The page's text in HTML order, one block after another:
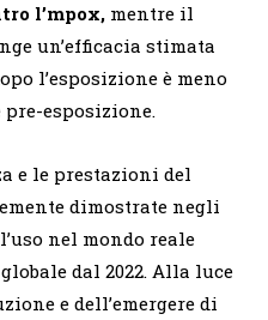
l’mpox, mentre il
un’efficacia stimata
l’esposizione è meno
esposizione.
e le prestazioni del
dimostrate negli
nel mondo reale
dal 2022. Alla luce
e dell’emergere di